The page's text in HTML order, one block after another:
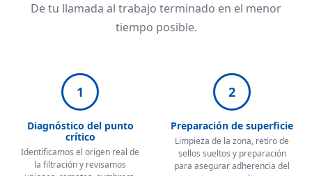
De tu llamada al trabajo terminado en el menor
tiempo posible.
1
Diagnóstico del punto
crítico
Identificamos el origen real de
la filtración y revisamos
2
Preparación de superficie
Limpieza de la zona, retiro de
sellos sueltos y preparación
para asegurar adherencia del